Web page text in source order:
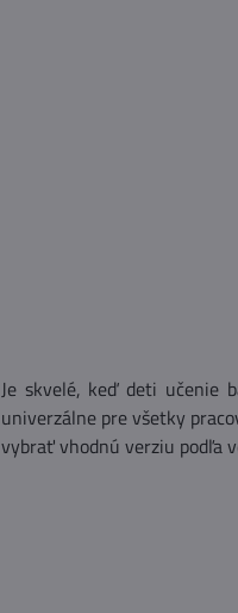
Je skvelé, keď deti učenie
univerzálne pre všetky
vybrať vhodnú verziu podľa